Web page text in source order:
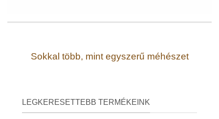
Sokkal több, mint egyszerű méhészet
LEGKERESETTEBB TERMÉKEINK